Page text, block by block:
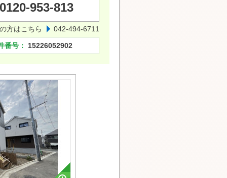
0120-953-813
方はこちら 042-494-6711
番号： 15226052902